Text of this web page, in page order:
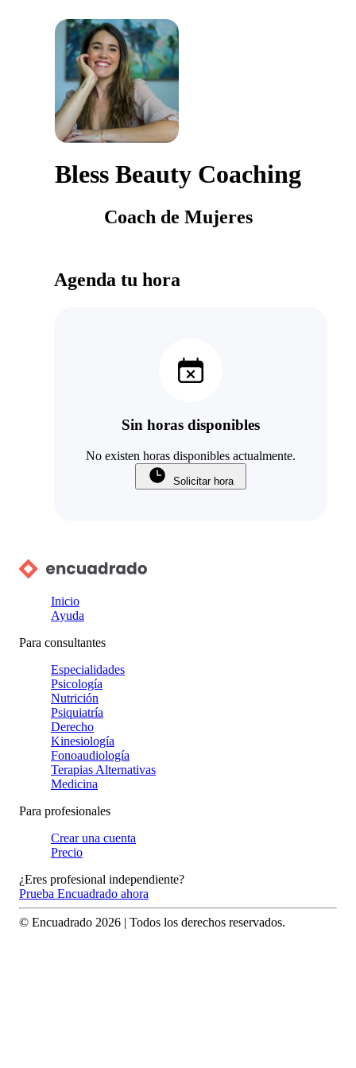
Bless Beauty Coaching
Coach de Mujeres
Agenda tu hora
Sin horas disponibles
No existen horas disponibles actualmente.
Solicitar hora
Inicio
Ayuda
Para consultantes
Especialidades
Psicología
Nutrición
Psiquiatría
Derecho
Kinesiología
Fonoaudiología
Terapias Alternativas
Medicina
Para profesionales
Crear una cuenta
Precio
¿Eres profesional independiente?
Prueba Encuadrado ahora
© Encuadrado 2026 | Todos los derechos reservados.